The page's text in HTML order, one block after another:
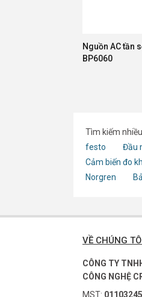
Nguồn AC tần
BP6060
Tìm kiếm
festo
Đầu
Cảm biến đo
Norgren
VỀ CHÚNG
CÔNG TY
CÔNG NGHỆ
MST: